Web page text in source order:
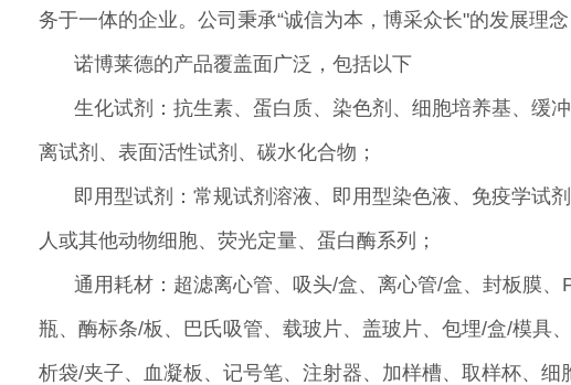
务于一体的企业。公司秉承“诚信为本，博采众长"的发展理
诺博莱德的产品覆盖面广泛，包括以下
生化试剂：抗生素、蛋白质、染色剂、细胞培养基、缓
离试剂、表面活性试剂、碳水化合物；
即用型试剂：常规试剂溶液、即用型染色液、免疫学试
人或其他动物细胞、荧光定量、蛋白酶系列；
通用耗材：超滤离心管、吸头/盒、离心管/盒、封板膜
瓶、酶标条/板、巴氏吸管、载玻片、盖玻片、包埋/盒/模具
析袋/夹子、血凝板、记号笔、注射器、加样槽、取样杯、